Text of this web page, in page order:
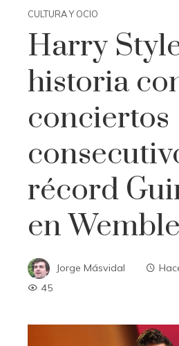
CULTURA Y OCIO
Harry
historia
conciertos
récord
en
Jorge Másvidal
45